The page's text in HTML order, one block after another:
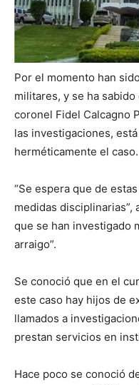
Por el momento han
militares, y se ha
coronel Fidel Calcagno
las investigaciones,
herméticamente el caso.
“Se espera que de
medidas disciplinarias”,
que se han investigado
arraigo”.
Se conoció que en el
este caso hay hijos de
llamados a
prestan servicios en
Hace poco se conoció